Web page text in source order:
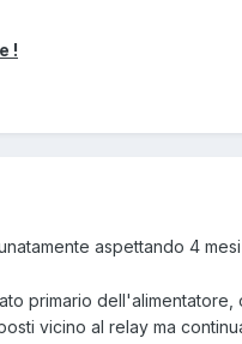
!
aspettando 4
primario dell'alimentatore,
vicino al relay ma